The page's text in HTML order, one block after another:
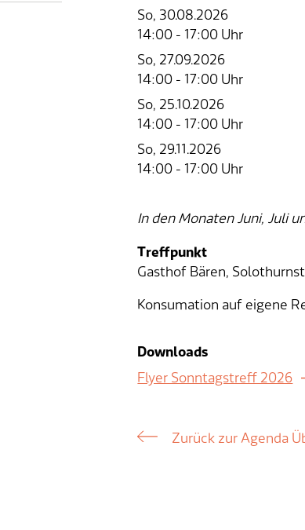
So, 30.08.2026
14:00 - 17:00 Uhr
So, 27.09.2026
14:00 - 17:00 Uhr
So, 25.10.2026
14:00 - 17:00 Uhr
So, 29.11.2026
14:00 - 17:00 Uhr
In den Monaten Juni, Juli
Treffpunkt
Gasthof Bären,
Konsumation auf eigene
Downloads
Flyer Sonntagstreff 2026
Zurück zur Agenda